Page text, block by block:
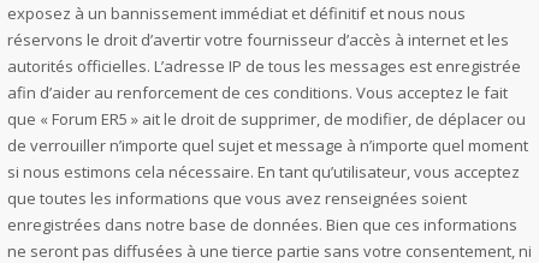
exposez à un bannissement immédiat et définitif et nous nous
réservons le droit d’avertir votre fournisseur d’accès à internet et les
autorités officielles. L’adresse IP de tous les messages est enregistrée
afin d’aider au renforcement de ces conditions. Vous acceptez le fait
que « Forum ER5 » ait le droit de supprimer, de modifier, de déplacer ou
de verrouiller n’importe quel sujet et message à n’importe quel moment
si nous estimons cela nécessaire. En tant qu’utilisateur, vous acceptez
que toutes les informations que vous avez renseignées soient
enregistrées dans notre base de données. Bien que ces informations
ne seront pas diffusées à une tierce partie sans votre consentement, ni